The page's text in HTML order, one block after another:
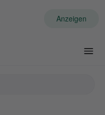
Anzeigen